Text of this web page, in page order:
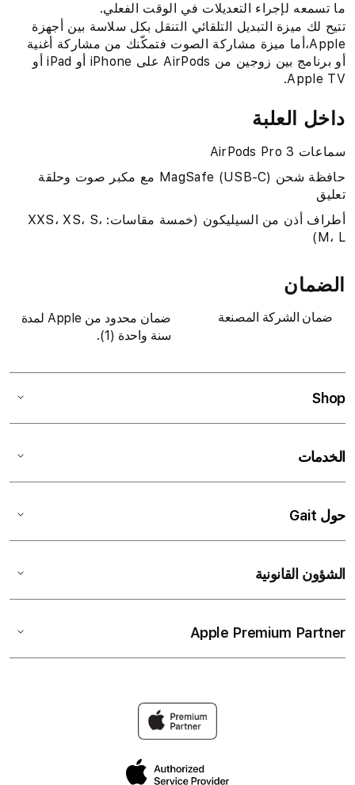
ما تسمعه لإجراء التعديلات في الوقت الفعلي.
تتيح لك ميزة التبديل التلقائي التنقل بكل سلاسة بين أجهزة
Apple‏،أما ميزة مشاركة الصوت فتمكّنك من مشاركة أغنية
أو برنامج بين زوجين من AirPods على iPhone أو iPad أو
Apple TV.‏
داخل العلبة
سماعات AirPods Pro 3
حافظة شحن MagSafe (USB-C) مع مكبر صوت وحلقة
تعليق
أطراف أذن من السيليكون (خمسة مقاسات: XXS، XS، S،
M، L)
الضمان
ضمان الشركة المصنعة
ضمان محدود من Apple لمدة
سنة واحدة (1).
Shop
الخدمات
حول Gait
الشؤون القانونية
Apple Premium Partner